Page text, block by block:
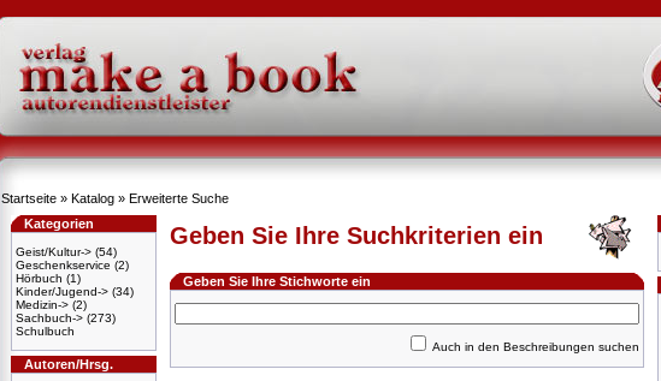
Startseite » Katalog » Erweiterte Suche
Kategorien
Geist/Kultur-> (54)
Geschenkservice (2)
Hörbuch (1)
Kinder/Jugend-> (34)
Medizin-> (2)
Sachbuch-> (273)
Schulbuch
Autoren/Hrsg.
Geben Sie Ihre Suchkriterien ein
Geben Sie Ihre Stichworte ein
Auch in den Beschreibungen suchen